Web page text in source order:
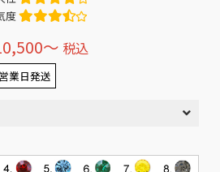
度
〜 税込
業日発送